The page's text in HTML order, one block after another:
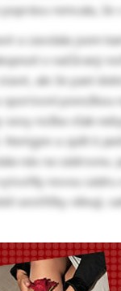
remcala,
a zavolala jsem
o načůraný
ale že paní
sportovní
sexy nožka však
Rentgen a zpět k
nás na
novou
sestřičky věnují,